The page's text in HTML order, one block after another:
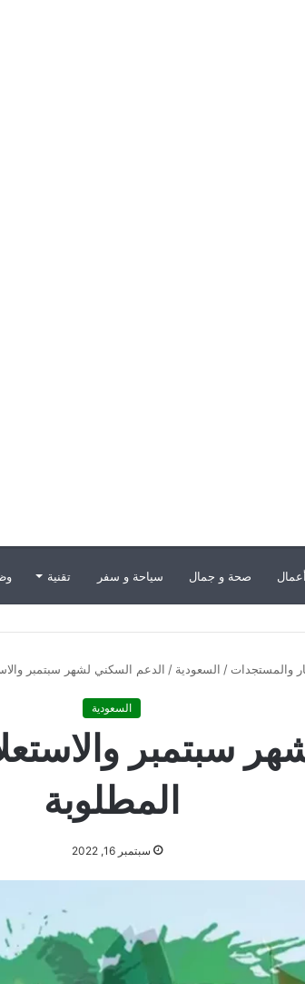
صحة و جمال سياحة و سفر تقنية
والمستجدات / السعودية / الدعم السكني لشهر سبتمبر
السعودية
سبتمبر
المطلوبة
سبتمبر 16, 2022